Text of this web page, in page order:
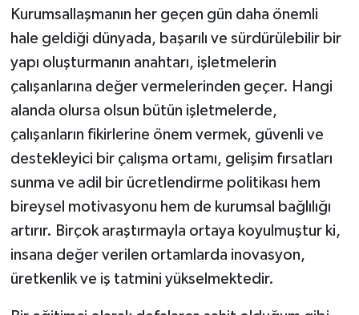
Kurumsallaşmanın her geçen gün daha önemli
hale geldiği dünyada, başarılı ve sürdürülebilir bir
yapı oluşturmanın anahtarı, işletmelerin
çalışanlarına değer vermelerinden geçer. Hangi
alanda olursa olsun bütün işletmelerde,
çalışanların fikirlerine önem vermek, güvenli ve
destekleyici bir çalışma ortamı, gelişim fırsatları
sunma ve adil bir ücretlendirme politikası hem
bireysel motivasyonu hem de kurumsal bağlılığı
artırır. Birçok araştırmayla ortaya koyulmuştur ki,
insana değer verilen ortamlarda inovasyon,
üretkenlik ve iş tatmini yükselmektedir.